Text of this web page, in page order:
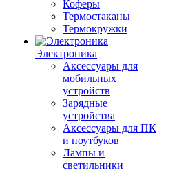
Коферы
Термостаканы
Термокружки
Электроника
Аксессуары для
мобильных
устройств
Зарядные
устройства
Аксессуары для ПК
и ноутбуков
Лампы и
светильники